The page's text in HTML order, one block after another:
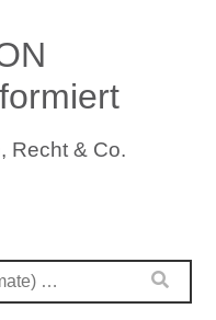
Recht & Co.